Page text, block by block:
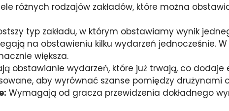
różnych rodzajów zakładów, które można
typ zakładu, w którym obstawiamy wynik
na obstawieniu kilku wydarzeń jednocześnie.
większa.
obstawianie wydarzeń, które już trwają, co
aby wyrównać szanse pomiędzy drużynami
Wymagają od gracza przewidzenia dokładnego